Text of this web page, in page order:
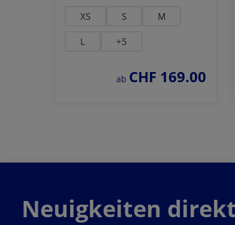
XS S M
L +5
regulärer preis:
ab CHF 169.00
Neuigkeiten